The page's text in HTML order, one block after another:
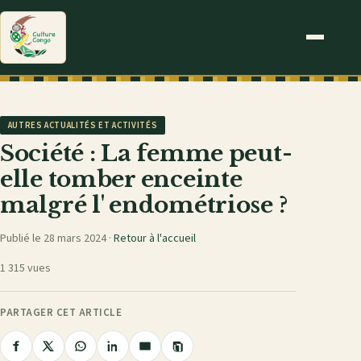
AUTRES ACTUALITÉS ET ACTIVITÉS
Société : La femme peut-
elle tomber enceinte
malgré l' endométriose ?
Publié le 28 mars 2024 · Retour à l'accueil
1 315 vues
PARTAGER CET ARTICLE
PartagerPartagerPartagerPartagerPartager
Copier